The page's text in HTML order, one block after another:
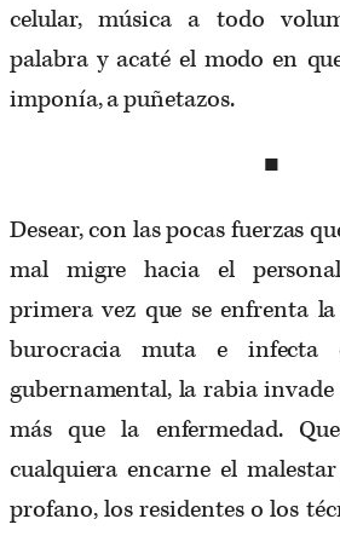
celular, música a todo
palabra y acaté el modo en
imponía, a puñetazos.
■
Desear, con las pocas fuerzas
mal migre hacia el
primera vez que se enfrenta
burocracia muta e infecta
gubernamental, la rabia invade
más que la enfermedad.
cualquiera encarne el
profano, los residentes o los